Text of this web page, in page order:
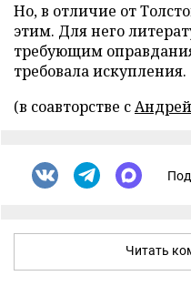
Но, в отличие от
этим. Для него
требующим
требовала искупления.
(в соавторстве с
Читать